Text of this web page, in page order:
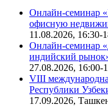
Онлайн-семинар
офисную
11.08.2026, 16:30-
Онлайн-семинар
индийский
27.08.2026, 16:00-
VIII
Республики
17.09.2026,